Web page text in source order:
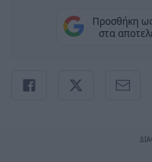
Προσθήκη
στα